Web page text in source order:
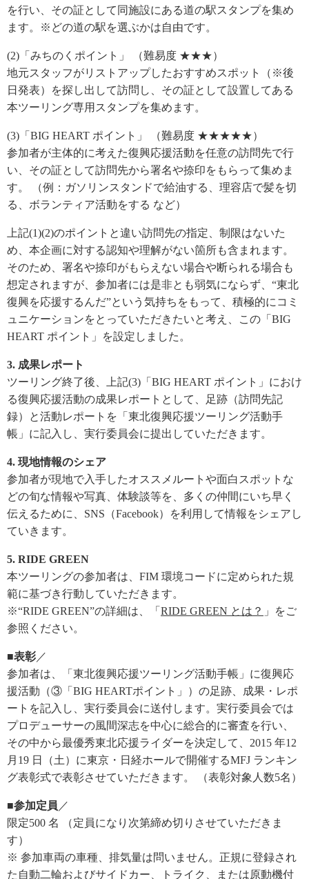
を行い、その証として同施設にある道の駅スタンプを集め
ます。※どの道の駅を選ぶかは自由です。
(2)「みちのくポイント」 （難易度 ★★★）
地元スタッフがリストアップしたおすすめスポット（※後
日発表）を探し出して訪問し、その証として設置してある
本ツーリング専用スタンプを集めます。
(3)「BIG HEART ポイント」 （難易度 ★★★★★）
参加者が主体的に考えた復興応援活動を任意の訪問先で行
い、その証として訪問先から署名や捺印をもらって集めま
す。 （例：ガソリンスタンドで給油する、理容店で髪を切
る、ボランティア活動をする など）
上記(1)(2)のポイントと違い訪問先の指定、制限はないた
め、本企画に対する認知や理解がない箇所も含まれます。
そのため、署名や捺印がもらえない場合や断られる場合も
想定されますが、参加者には是非とも弱気にならず、“東北
復興を応援するんだ”という気持ちをもって、積極的にコミ
ュニケーションをとっていただきたいと考え、この「BIG
HEART ポイント」を設定しました。
3. 成果レポート
ツーリング終了後、上記(3)「BIG HEART ポイント」におけ
る復興応援活動の成果レポートとして、足跡（訪問先記
録）と活動レポートを「東北復興応援ツーリング活動手
帳」に記入し、実行委員会に提出していただきます。
4. 現地情報のシェア
参加者が現地で入手したオススメルートや面白スポットな
どの旬な情報や写真、体験談等を、多くの仲間にいち早く
伝えるために、SNS（Facebook）を利用して情報をシェアし
ていきます。
5. RIDE GREEN
本ツーリングの参加者は、FIM 環境コードに定められた規
範に基づき行動していただきます。
※“RIDE GREEN”の詳細は、「 RIDE GREEN とは？ 」をご
参照ください。
■表彰／
参加者は、「東北復興応援ツーリング活動手帳」に復興応
援活動（③「BIG HEARTポイント」）の足跡、成果・レポ
ートを記入し、実行委員会に送付します。実行委員会では
プロデューサーの風間深志を中心に総合的に審査を行い、
その中から最優秀東北応援ライダーを決定して、2015 年12
月19 日（土）に東京・日経ホールで開催するMFJ ランキン
グ表彰式で表彰させていただきます。 （表彰対象人数5名）
■参加定員 ／
限定500 名 （定員になり次第締め切りさせていただきま
す）
※ 参加車両の車種、排気量は問いません。正規に登録され
た自動二輪およびサイドカー、トライク、または原動機付